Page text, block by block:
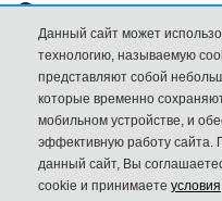
Доставка и оплата
Обмен и возврат
Размеры
FAQ
Новости
Данный сайт может
технологию, называемую
представляют собой
которые временно
мобильном устройстве, и
эффективную работу сайта.
данный сайт, Вы
cookie и принимаете условия